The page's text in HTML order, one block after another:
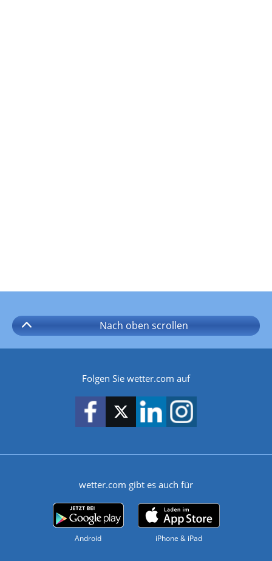
Nach oben scrollen
Folgen Sie wetter.com auf
wetter.com gibt es auch für
Android iPhone & iPad